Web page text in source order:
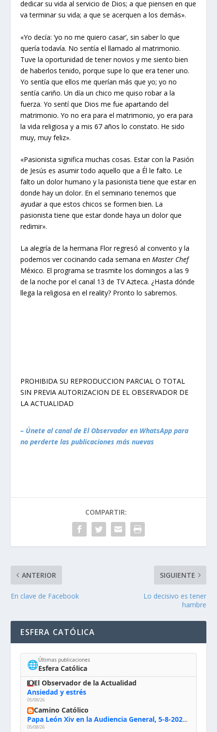
dedicar su vida al servicio de Dios; a que piensen en que
va terminar su vida; a que se acerquen a los demás».
«Yo decía: ‘yo no me quiero casar’, sin saber lo que
quería todavía. No sentía el llamado al matrimonio.
Tuve la oportunidad de tener novios y me siento bien
de haberlos tenido, porque supe lo que era tener uno.
Yo sentía que ellos me querían más que yo; yo no
sentía cariño. Un día un chico me quiso robar a la
fuerza. Yo sentí que Dios me fue apartando del
matrimonio. Yo no era para el matrimonio, yo era para
la vida religiosa y a mis 67 años lo constato. He sido
muy, muy feliz».
«Pasionista significa muchas cosas. Estar con la Pasión
de Jesús es asumir todo aquello que a Él le falto. Le
falto un dolor humano y la pasionista tiene que estar en
donde hay un dolor. En el seminario tenemos que
ayudar a que estos chicos se formen bien. La
pasionista tiene que estar donde haya un dolor que
redimir».
La alegría de la hermana Flor regresó al convento y la
podemos ver cocinando cada semana enMaster Chef
México. El programa se trasmite los domingos a las 9
de la noche por el canal 13 de TV Azteca. ¿Hasta dónde
llega la religiosa en el reality? Pronto lo sabremos.
PROHIBIDA SU REPRODUCCION PARCIAL O TOTAL
SIN PREVIA AUTORIZACION DE EL OBSERVADOR DE
LA ACTUALIDAD
– Únete al canal de El Observador en WhatsApp para
no perderte las publicaciones más nuevas
COMPARTIR:
ANTERIOR
En clave de Facebook
SIGUIENTE
Lo decisivo es tener
hambre
ESFERA CATÓLICA
🌐Últimas publicaciones
Esfera Católica
El Observador de la Actualidad
Ansiedad y estrés
05/08/26
Camino Católico
Papa León Xiv en la Audiencia General, 5-8-2026: «Dios en el primer puesto; la oración, nuestra primera obligación; la liturgia, la primera fuente de la vida divina que se nos comunica, la primera escuela de nuestra vida espiritual»
05/08/26